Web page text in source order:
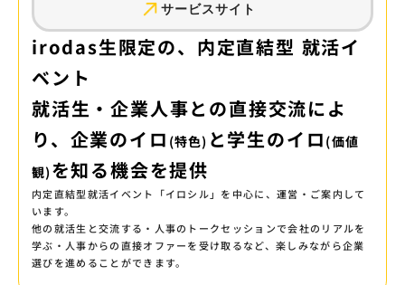
サービスサイト
irodas生限定の、内定直結型 就活イ
ベント
就活生・企業人事との直接交流によ
り、企業のイロ (特色) と学生のイロ (価値
観) を知る機会を提供
内定直結型就活イベント「イロシル」を中心に、運営・ご案内して
います。
他の就活生と交流する・人事のトークセッションで会社のリアルを
学ぶ・人事からの直接オファーを受け取るなど、楽しみながら企業
選びを進めることができます。